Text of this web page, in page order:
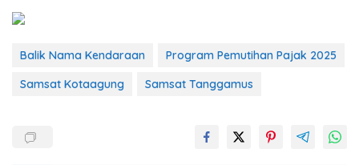
Balik Nama Kendaraan
Program Pemutihan Pajak 2025
Samsat Kotaagung
Samsat Tanggamus